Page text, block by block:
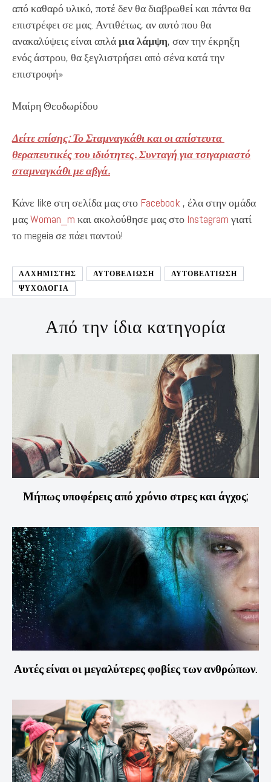
από καθαρό υλικό, ποτέ δεν θα διαβρωθεί και πάντα θα
επιστρέφει σε μας. Αντιθέτως, αν αυτό που θα
ανακαλύψεις είναι απλάμια λάμψη, σαν την έκρηξη
ενός άστρου, θα ξεγλιστρήσει από σένα κατά την
επιστροφή»
Μαίρη Θεοδωρίδου
Δείτε επίσης: Το Σταμναγκάθι και οι απίστευτα
θεραπευτικές του ιδιότητες. Συνταγή για τσιγαριαστό
σταμναγκάθι με αβγά.
Κάνε like στη σελίδα μας στο Facebook , έλα στην ομάδα
μαςWoman_m και ακολούθησε μας στο Instagram γιατί
το megeia σε πάει παντού!
ΑΛΧΗΜΙΣΤΗΣ ΑΥΤΟΒΕΛΙΩΣΗ
ΑΥΤΟΒΕΛΤΊΩΣΗ
ΨΥΧΟΛΟΓΙΑ
Από την ίδια κατηγορία
Μήπως υποφέρεις από χρόνιο στρες και άγχος;
Αυτές είναι οι μεγαλύτερες φοβίες των ανθρώπων.